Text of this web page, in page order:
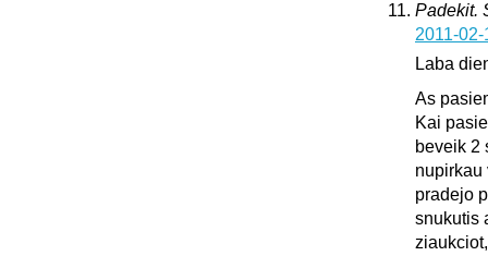
Padekit.
2011-
Laba
As
Kai
beveik 2
nupirkau
pradejo
snukutis